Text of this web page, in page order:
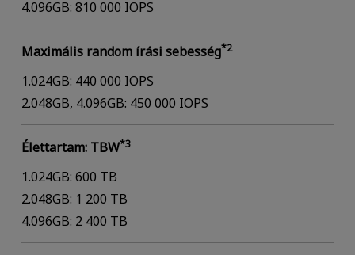
4.096GB: 810 000 IOPS
Maximális random írási sebesség*2
1.024GB: 440 000 IOPS
2.048GB, 4.096GB: 450 000 IOPS
Élettartam: TBW*3
1.024GB: 600 TB
2.048GB: 1 200 TB
4.096GB: 2 400 TB